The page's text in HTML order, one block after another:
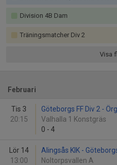
Division 4B Dam
Träningsmatcher Div 2
Visa
Februari
Tis 3
20:15
Göteborgs FF Div 2 -
Valhalla 1 Konstgräs
0 - 4
Lör 14
13:00
Alingsås KIK -
Noltorpsvallen A